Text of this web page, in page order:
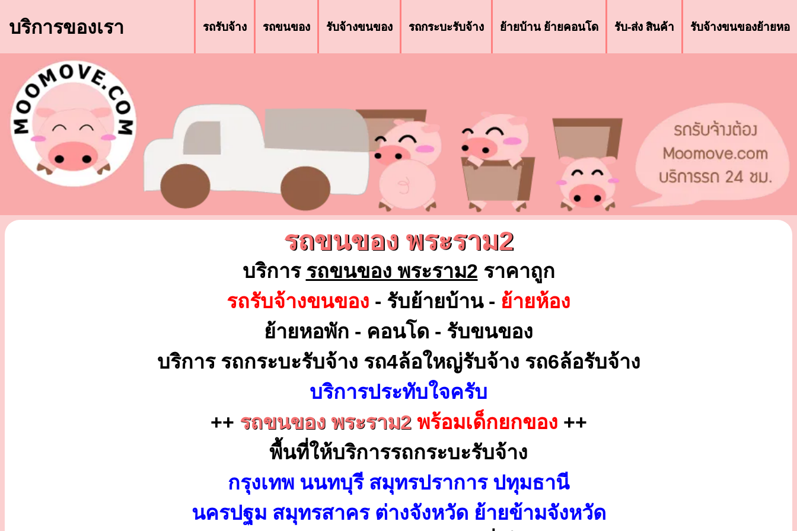
บริการของเรา รถรับจ้าง รถขนของ รับจ้างขนของ รถกระบะรับจ้าง ย้ายบ้าน ย้ายคอนโด รับ-ส่ง สินค้า รับจ้างขนของย้ายหอ
รถขนของ พระราม2
บริการ รถขนของ พระราม2 ราคาถูก
รถรับจ้างขนของ - รับย้ายบ้าน - ย้ายห้อง
ย้ายหอพัก - คอนโด - รับขนของ
บริการ รถกระบะรับจ้าง รถ4ล้อใหญ่รับจ้าง รถ6ล้อรับจ้าง
บริการประทับใจครับ
++ รถขนของ พระราม2 พร้อมเด็กยกของ ++
พื้นที่ให้บริการรถกระบะรับจ้าง
กรุงเทพ นนทบุรี สมุทรปราการ ปทุมธานี
นครปฐม สมุทรสาคร ต่างจังหวัด ย้ายข้ามจังหวัด